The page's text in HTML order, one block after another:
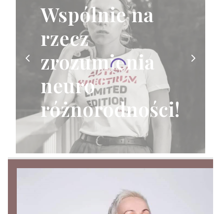
Wspólnie na
rzecz
zrozumienia
neuro
różnorodności!